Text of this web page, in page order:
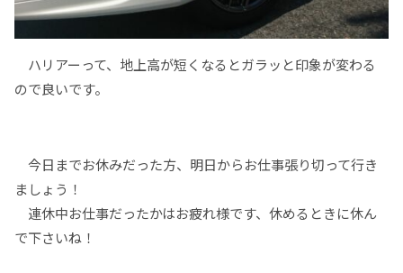
ハリアーって、地上高が短くなるとガラッと印象が変わる
ので良いです。
今日までお休みだった方、明日からお仕事張り切って行き
ましょう！
連休中お仕事だったかはお疲れ様です、休めるときに休ん
で下さいね！